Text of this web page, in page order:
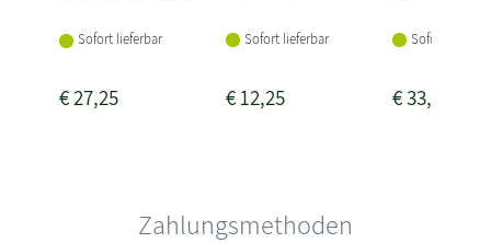
Sofort lieferbar
€27,25
Sofort lieferbar
€12,25
Sofort
€33,99
Zahlungsmethoden